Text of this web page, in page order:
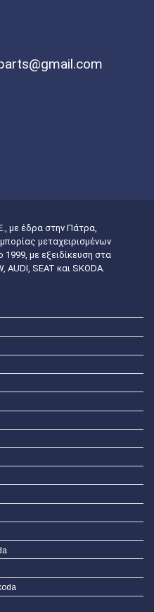
με έδρα στην Πάτρα,
μεταχειρισμένων
με εξειδίκευση στα
SEAT και SKODA.